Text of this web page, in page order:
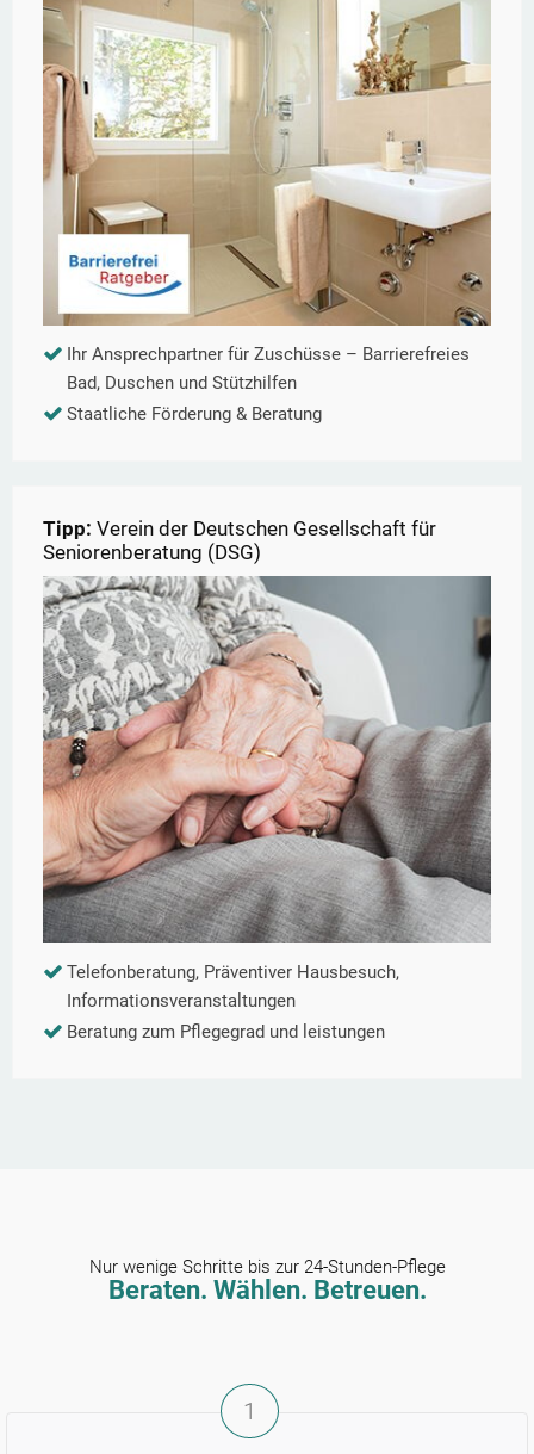
Ihr Ansprechpartner für Zuschüsse – Barrierefreies
Bad, Duschen und Stützhilfen
Staatliche Förderung & Beratung
Tipp: Verein der Deutschen Gesellschaft für
Seniorenberatung (DSG)
Telefonberatung, Präventiver Hausbesuch,
Informationsveranstaltungen
Beratung zum Pflegegrad und leistungen
Nur wenige Schritte bis zur 24-Stunden-Pflege
Beraten. Wählen. Betreuen.
1